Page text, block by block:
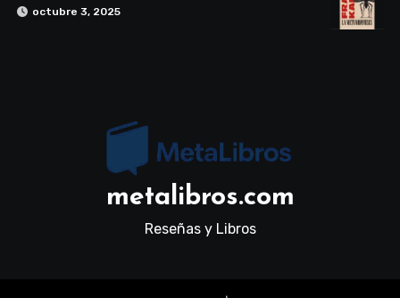
octubre 3, 2025
metalibros.com
Reseñas y Libros